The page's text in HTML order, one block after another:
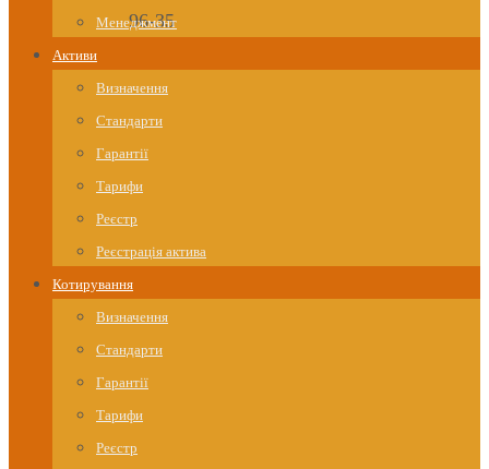
96-35
Менеджмент
Активи
Визначення
Стандарти
Гарантії
Тарифи
Реєстр
Реєстрація актива
Котирування
Визначення
Стандарти
Гарантії
Тарифи
Реєстр